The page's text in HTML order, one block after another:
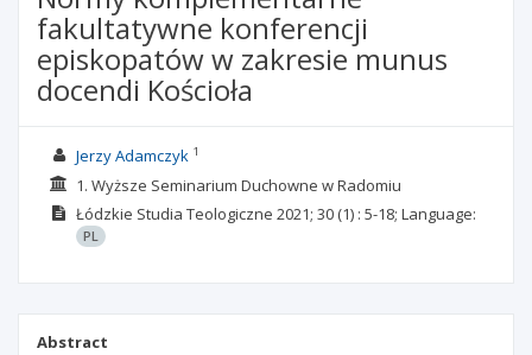
fakultatywne konferencji
episkopatów w zakresie munus
docendi Kościoła
Jerzy Adamczyk 1
1. Wyższe Seminarium Duchowne w Radomiu
Łódzkie Studia Teologiczne 2021; 30(1) : 5-18; Language:
PL
Abstract